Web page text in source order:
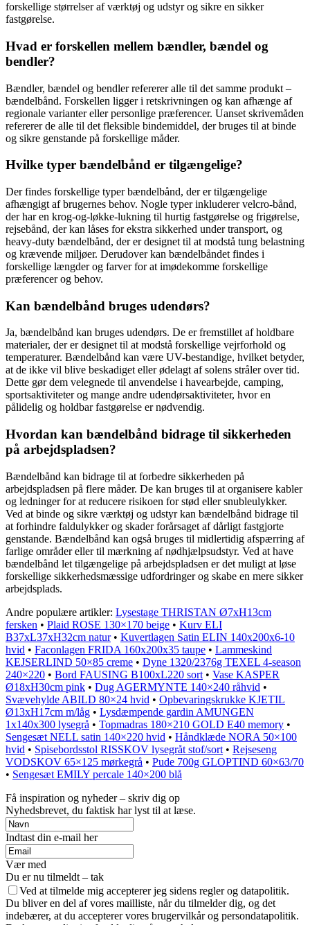
forskellige størrelser af værktøj og udstyr og sikre en sikker
fastgørelse.
Hvad er forskellen mellem bændler, bændel og
bendler?
Bændler, bændel og bendler refererer alle til det samme produkt –
bændelbånd. Forskellen ligger i retskrivningen og kan afhænge af
regionale varianter eller personlige præferencer. Uanset skrivemåden
refererer de alle til det fleksible bindemiddel, der bruges til at binde
og sikre genstande på forskellige måder.
Hvilke typer bændelbånd er tilgængelige?
Der findes forskellige typer bændelbånd, der er tilgængelige
afhængigt af brugernes behov. Nogle typer inkluderer velcro-bånd,
der har en krog-og-løkke-lukning til hurtig fastgørelse og frigørelse,
rejsebånd, der kan låses for ekstra sikkerhed under transport, og
heavy-duty bændelbånd, der er designet til at modstå tung belastning
og krævende miljøer. Derudover kan bændelbåndet findes i
forskellige længder og farver for at imødekomme forskellige
præferencer og behov.
Kan bændelbånd bruges udendørs?
Ja, bændelbånd kan bruges udendørs. De er fremstillet af holdbare
materialer, der er designet til at modstå forskellige vejrforhold og
temperaturer. Bændelbånd kan være UV-bestandige, hvilket betyder,
at de ikke vil blive beskadiget eller ødelagt af solens stråler over tid.
Dette gør dem velegnede til anvendelse i havearbejde, camping,
sportsaktiviteter og mange andre udendørsaktiviteter, hvor en
pålidelig og holdbar fastgørelse er nødvendig.
Hvordan kan bændelbånd bidrage til sikkerheden
på arbejdspladsen?
Bændelbånd kan bidrage til at forbedre sikkerheden på
arbejdspladsen på flere måder. De kan bruges til at organisere kabler
og ledninger for at reducere risikoen for stød eller snubleulykker.
Ved at binde og sikre værktøj og udstyr kan bændelbånd bidrage til
at forhindre faldulykker og skader forårsaget af dårligt fastgjorte
genstande. Bændelbånd kan også bruges til midlertidig afspærring af
farlige områder eller til mærkning af nødhjælpsudstyr. Ved at have
bændelbånd let tilgængelige på arbejdspladsen er det muligt at løse
forskellige sikkerhedsmæssige udfordringer og skabe en mere sikker
arbejdsplads.
Andre populære artikler: Lysestage THRISTAN Ø7xH13cm
fersken • Plaid ROSE 130×170 beige • Kurv ELI
B37xL37xH32cm natur• Kuvertlagen Satin ELIN 140x200x6-10
hvid • Faconlagen FRIDA 160x200x35 taupe • Lammeskind
KEJSERLIND 50×85 creme • Dyne 1320/2376g TEXEL 4-season
240×220 • Bord FAUSING B100xL220 sort • Vase KASPER
Ø18xH30cm pink • Dug AGERMYNTE 140×240 råhvid •
Svævehylde ABILD 80×24 hvid • Opbevaringskrukke KJETIL
Ø13xH17cm m/låg • Lysdæmpende gardin AMUNGEN
1x140x300 lysegrå • Topmadras 180×210 GOLD E40 memory •
Sengesæt NELL satin 140×220 hvid • Håndklæde NORA 50×100
hvid • Spisebordsstol RISSKOV lysegråt stof/sort • Rejseseng
VODSKOV 65×125 mørkegrå • Pude 700g GLOPTIND 60×63/70
• Sengesæt EMILY percale 140×200 blå
Få inspiration og nyheder – skriv dig op
Nyhedsbrevet, du faktisk har lyst til at læse.
Indtast din e-mail her
Vær med
Du er nu tilmeldt – tak
Ved at tilmelde mig accepterer jeg sidens regler og datapolitik.
Du bliver en del af vores mailliste, når du tilmelder dig, og det
indebærer, at du accepterer vores brugervilkår og persondatapolitik.